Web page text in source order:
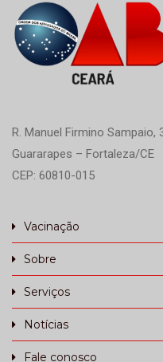
R. Manuel Firmino Sampaio,
Guararapes – Fortaleza/CE
CEP: 60810-015
Vacinação
Sobre
Serviços
Notícias
Fale conosco